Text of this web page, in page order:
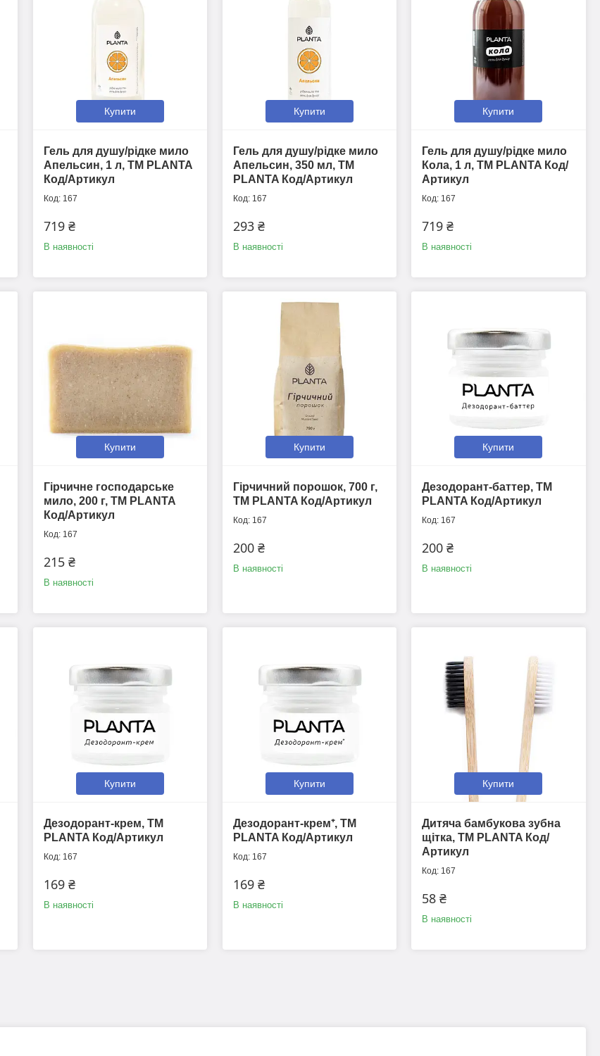
Купити
Гель для душу/рідке мило
Апельсин, 1 л, ТМ PLANTA
Код/Артикул
167
719 ₴
В наявності
Купити
Гель для душу/рідке мило
Апельсин, 350 мл, ТМ
PLANTA Код/Артикул
167
293 ₴
В наявності
Купити
Гель для душу/рідке мило
Кола, 1 л, ТМ PLANTA Код/
Артикул
167
719 ₴
В наявності
Купити
Гірчичне господарське
мило, 200 г, ТМ PLANTA
Код/Артикул
167
215 ₴
В наявності
Купити
Гірчичний порошок, 700 г,
ТМ PLANTA Код/Артикул
167
200 ₴
В наявності
Купити
Дезодорант-баттер, ТМ
PLANTA Код/Артикул
167
200 ₴
В наявності
Купити
Дезодорант-крем, ТМ
PLANTA Код/Артикул
167
169 ₴
В наявності
Купити
Дезодорант-крем⁺, ТМ
PLANTA Код/Артикул
167
169 ₴
В наявності
Купити
Дитяча бамбукова зубна
щітка, ТМ PLANTA Код/
Артикул
167
58 ₴
В наявності